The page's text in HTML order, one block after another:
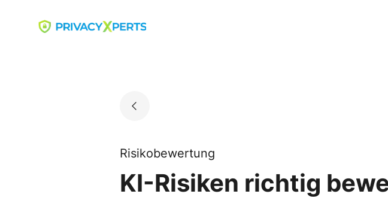
Go to landing page.
Risikobewertung
KI-Risiken richtig